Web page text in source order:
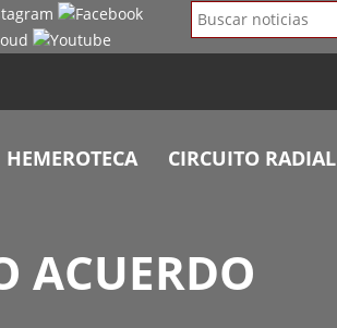
HEMEROTECA CIRCUITO RADIAL
ACUERDO